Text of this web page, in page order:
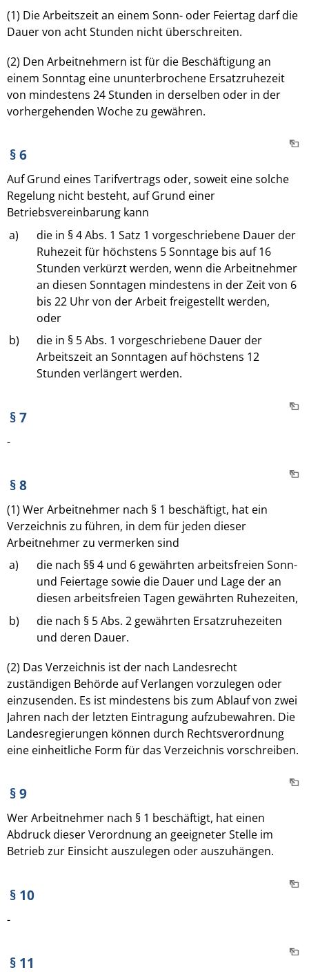
(1) Die Arbeitszeit an einem Sonn- oder Feiertag darf die
Dauer von acht Stunden nicht überschreiten.
(2) Den Arbeitnehmern ist für die Beschäftigung an
einem Sonntag eine ununterbrochene Ersatzruhezeit
von mindestens 24 Stunden in derselben oder in der
vorhergehenden Woche zu gewähren.
§ 6
Auf Grund eines Tarifvertrags oder, soweit eine solche
Regelung nicht besteht, auf Grund einer
Betriebsvereinbarung kann
a)
die in § 4 Abs. 1 Satz 1 vorgeschriebene Dauer der
Ruhezeit für höchstens 5 Sonntage bis auf 16
Stunden verkürzt werden, wenn die Arbeitnehmer
an diesen Sonntagen mindestens in der Zeit von 6
bis 22 Uhr von der Arbeit freigestellt werden,
oder
b)
die in § 5 Abs. 1 vorgeschriebene Dauer der
Arbeitszeit an Sonntagen auf höchstens 12
Stunden verlängert werden.
§ 7
-
§ 8
(1) Wer Arbeitnehmer nach § 1 beschäftigt, hat ein
Verzeichnis zu führen, in dem für jeden dieser
Arbeitnehmer zu vermerken sind
a)
die nach §§ 4 und 6 gewährten arbeitsfreien Sonn-
und Feiertage sowie die Dauer und Lage der an
diesen arbeitsfreien Tagen gewährten Ruhezeiten,
b)
die nach § 5 Abs. 2 gewährten Ersatzruhezeiten
und deren Dauer.
(2) Das Verzeichnis ist der nach Landesrecht
zuständigen Behörde auf Verlangen vorzulegen oder
einzusenden. Es ist mindestens bis zum Ablauf von zwei
Jahren nach der letzten Eintragung aufzubewahren. Die
Landesregierungen können durch Rechtsverordnung
eine einheitliche Form für das Verzeichnis vorschreiben.
§ 9
Wer Arbeitnehmer nach § 1 beschäftigt, hat einen
Abdruck dieser Verordnung an geeigneter Stelle im
Betrieb zur Einsicht auszulegen oder auszuhängen.
§ 10
-
§ 11